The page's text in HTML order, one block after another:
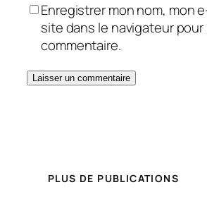
Enregistrer mon nom, mon
site dans le navigateur
commentaire.
PLUS DE PUBLICATIONS